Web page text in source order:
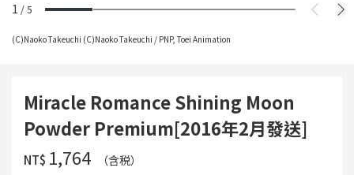
1 /5
(C)Naoko Takeuchi (C)Naoko Takeuchi / PNP, Toei Animation
Miracle Romance Shining Moon
Powder Premium[2016年2月發送]
NT$ ‌1,764 （含税）